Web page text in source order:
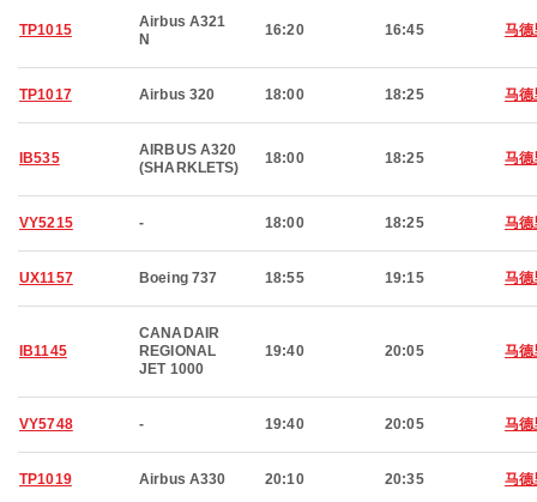
TP1015
Airbus A321
N
16:20 16:45 马德
TP1017 Airbus 320 18:00 18:25 马德
IB535
AIRBUS A320
(SHARKLETS)
18:00 18:25 马德
VY5215 - 18:00 18:25 马德
UX1157 Boeing 737 18:55 19:15 马德
IB1145
CANADAIR
REGIONAL
JET 1000
19:40 20:05 马德
VY5748 - 19:40 20:05 马德
TP1019 Airbus A330 20:10 20:35 马德